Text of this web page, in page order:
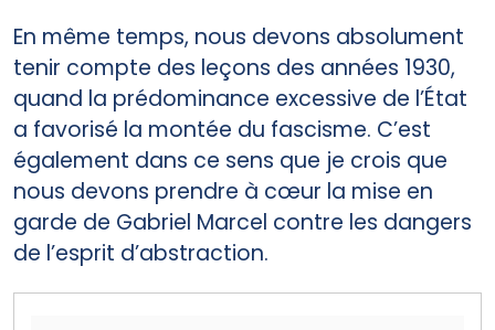
En même temps, nous devons absolument
tenir compte des leçons des années 1930,
quand la prédominance excessive de l’État
a favorisé la montée du fascisme. C’est
également dans ce sens que je crois que
nous devons prendre à cœur la mise en
garde de Gabriel Marcel contre les dangers
de l’esprit d’abstraction.